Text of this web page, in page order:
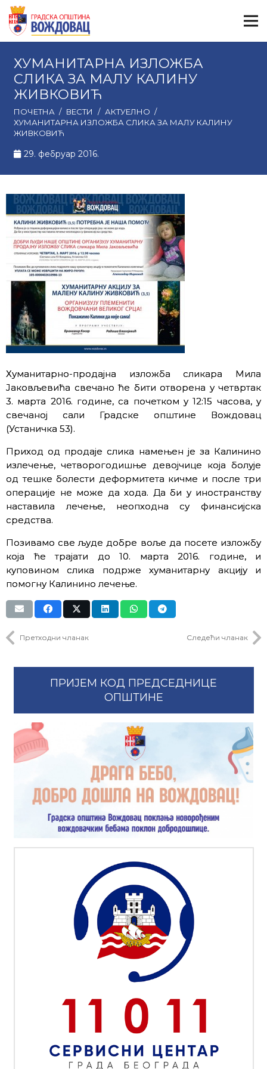
ХУМАНИТАРНА ИЗЛОЖБА
СЛИКА ЗА МАЛУ КАЛИНУ
ЖИВКОВИЋ
ПОЧЕТНА / ВЕСТИ / АКТУЕЛНО /
ХУМАНИТАРНА ИЗЛОЖБА СЛИКА ЗА МАЛУ КАЛИНУ
ЖИВКОВИЋ
29. фебруар 2016.
Хуманитарно-продајна изложба сликара Мила
Јаковљевића свечано ће бити отворена у четвртак
3. марта 2016. године, са почетком у 12:15 часова, у
свечаној сали Градске општине Вождовац
(Устаничка 53).
Приход од продаје слика намењен је за Калинино
излечење, четворогодишње девојчице која болује
од тешке болести деформитета кичме и после три
операције не може да хода. Да би у иностранству
наставила лечење, неопходна су финансијска
средства.
Позивамо све људе добре воље да посете изложбу
која ће трајати до 10. марта 2016. године, и
куповином слика подрже хуманитарну акцију и
помогну Калинино лечење.
Претходни чланак Следећи чланак
ПРИЈЕМ КОД ПРЕДСЕДНИЦЕ
ОПШТИНЕ